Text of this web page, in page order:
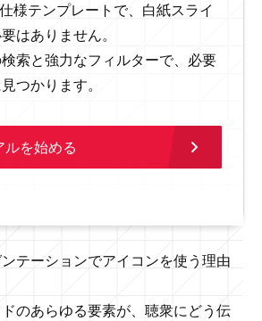
様テンプレートで、白紙スライ
はありません。
索と強力なフィルターで、必要
つかります。
を始める
テーションでアイコンを使う理由
のあらゆる要素が、聴衆にどう伝